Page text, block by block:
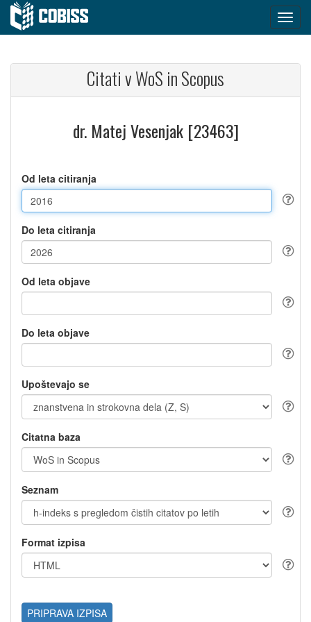
Citati v WoS in Scopus
dr. Matej Vesenjak [23463]
Od leta citiranja
Do leta citiranja
Od leta objave
Do leta objave
Upoštevajo se
Citatna baza
Seznam
Format izpisa
PRIPRAVA IZPISA